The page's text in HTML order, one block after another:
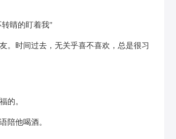
睛的盯着我"
。时间过去，无关乎喜不喜欢，总是很习
的。
陪他喝酒。